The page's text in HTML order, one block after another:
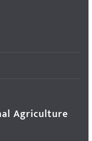
Agriculture